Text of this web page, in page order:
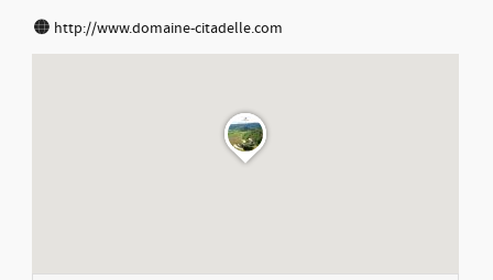
http://www.domaine-citadelle.com